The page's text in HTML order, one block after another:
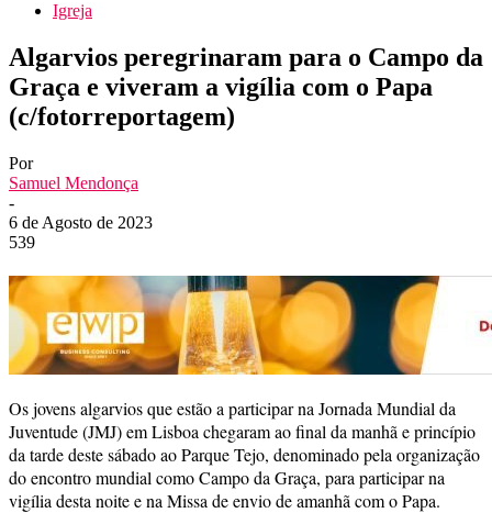
Igreja
Algarvios peregrinaram para o Campo da
Graça e viveram a vigília com o Papa
(c/fotorreportagem)
Por
Samuel Mendonça
-
6 de Agosto de 2023
539
Os jovens algarvios que estão a participar na Jornada Mundial da
Juventude (JMJ) em Lisboa chegaram ao final da manhã e princípio
da tarde deste sábado ao Parque Tejo, denominado pela organização
do encontro mundial como Campo da Graça, para participar na
vigília desta noite e na Missa de envio de amanhã com o Papa.